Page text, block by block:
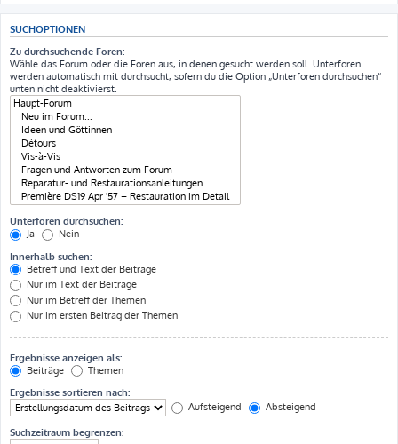
SUCHOPTIONEN
Zu durchsuchende Foren:
Wähle das Forum oder die Foren aus, in denen gesucht werden soll. Unterforen
werden automatisch mit durchsucht, sofern du die Option „Unterforen durchsuchen“
unten nicht deaktivierst.
Unterforen durchsuchen:
Ja
Nein
Innerhalb suchen:
Betreff und Text der Beiträge
Nur im Text der Beiträge
Nur im Betreff der Themen
Nur im ersten Beitrag der Themen
Ergebnisse anzeigen als:
Beiträge
Themen
Ergebnisse sortieren nach:
Aufsteigend
Absteigend
Suchzeitraum begrenzen: